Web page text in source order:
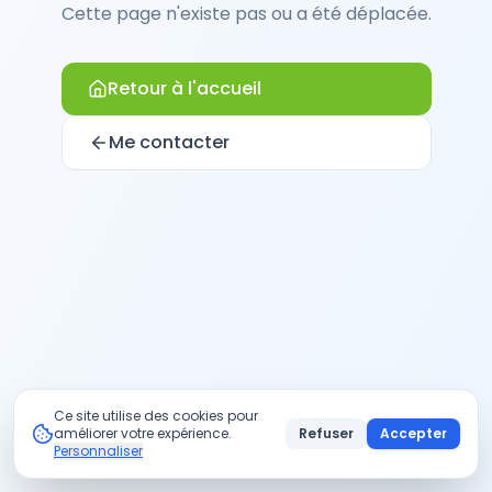
Ce site utilise des cookies pour
améliorer votre expérience.
Personnaliser
Refuser Accepter
Cette page n'existe pas ou a été déplacée.
Retour à l'accueil
Me contacter